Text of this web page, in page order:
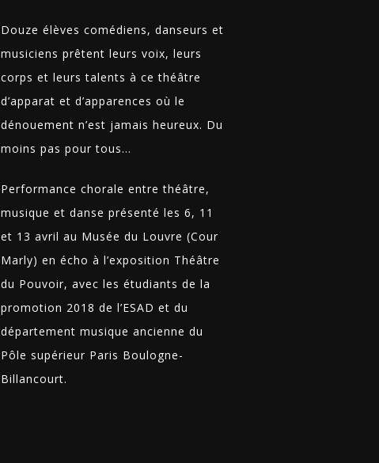
Douze élèves comédiens, danseurs et
musiciens prêtent leurs voix, leurs
corps et leurs talents à ce théâtre
d’apparat et d’apparences où le
dénouement n’est jamais heureux. Du
moins pas pour tous…
Performance chorale entre théâtre,
musique et danse présenté les 6, 11
et 13 avril au Musée du Louvre (Cour
Marly) en écho à l’exposition Théâtre
du Pouvoir, avec les étudiants de la
promotion 2018 de l’ESAD et du
département musique ancienne du
Pôle supérieur Paris Boulogne-
Billancourt.